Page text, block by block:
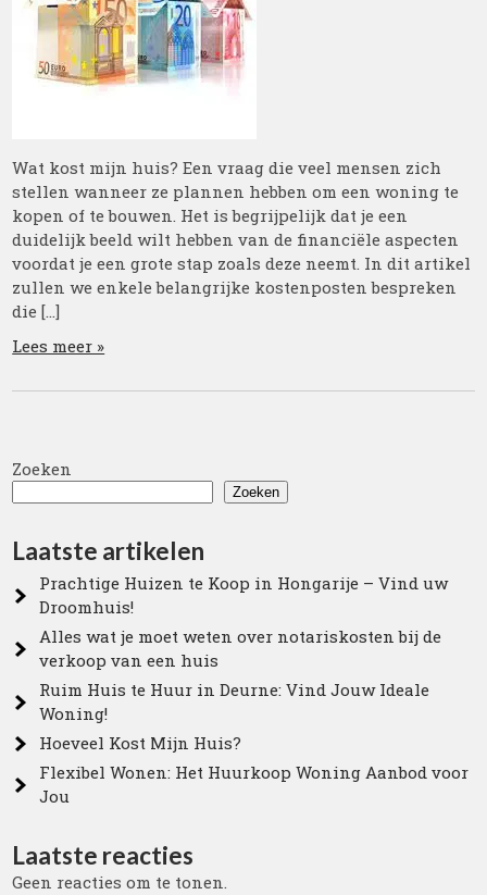
Wat kost mijn huis? Een vraag die veel mensen zich
stellen wanneer ze plannen hebben om een woning te
kopen of te bouwen. Het is begrijpelijk dat je een
duidelijk beeld wilt hebben van de financiële aspecten
voordat je een grote stap zoals deze neemt. In dit artikel
zullen we enkele belangrijke kostenposten bespreken
die […]
Lees meer »
Zoeken
Zoeken
Laatste artikelen
Prachtige Huizen te Koop in Hongarije – Vind uw
Droomhuis!
Alles wat je moet weten over notariskosten bij de
verkoop van een huis
Ruim Huis te Huur in Deurne: Vind Jouw Ideale
Woning!
Hoeveel Kost Mijn Huis?
Flexibel Wonen: Het Huurkoop Woning Aanbod voor
Jou
Laatste reacties
Geen reacties om te tonen.